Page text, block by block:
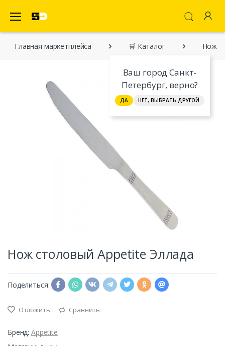
Ваш город Санкт-
Петербург, верно?
ДА НЕТ, ВЫБРАТЬ ДРУГОЙ
Главная марĸетплейса 🛒 Каталог Нож
Нож столовый Appetite Эллада
Поделиться:
Отложить Сравнить
Бренд: Appetite